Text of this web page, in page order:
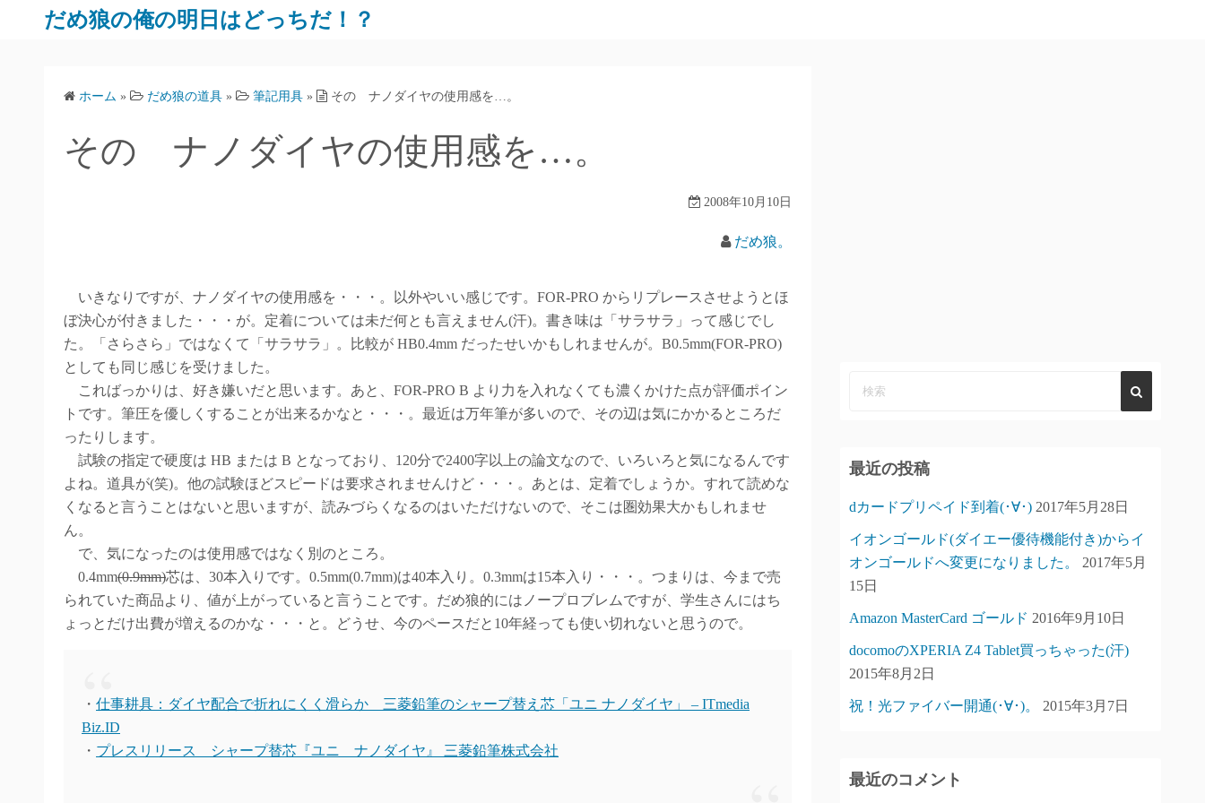
だめ狼の俺の明日はどっちだ！？
ホーム » だめ狼の道具 » 筆記用具 » その ナノダイヤの使用感を…。
その ナノダイヤの使用感を…。
2008年10月10日
だめ狼。
いきなりですが、ナノダイヤの使用感を・・・。以外やいい感じです。FOR-PRO からリプレースさせようとほ
ぼ決心が付きました・・・が。定着については未だ何とも言えません(汗)。書き味は「サラサラ」って感じでし
た。「さらさら」ではなくて「サラサラ」。比較が HB0.4mm だったせいかもしれませんが。B0.5mm(FOR-PRO)
としても同じ感じを受けました。
こればっかりは、好き嫌いだと思います。あと、FOR-PRO B より力を入れなくても濃くかけた点が評価ポイン
トです。筆圧を優しくすることが出来るかなと・・・。最近は万年筆が多いので、その辺は気にかかるところだ
ったりします。
試験の指定で硬度は HB または B となっており、120分で2400字以上の論文なので、いろいろと気になるんです
よね。道具が(笑)。他の試験ほどスピードは要求されませんけど・・・。あとは、定着でしょうか。すれて読めな
くなると言うことはないと思いますが、読みづらくなるのはいただけないので、そこは圏効果大かもしれませ
ん。
で、気になったのは使用感ではなく別のところ。
0.4mm(0.9mm)芯は、30本入りです。0.5mm(0.7mm)は40本入り。0.3mmは15本入り・・・。つまりは、今まで売
られていた商品より、値が上がっていると言うことです。だめ狼的にはノープロブレムですが、学生さんにはち
ょっとだけ出費が増えるのかな・・・と。どうせ、今のペースだと10年経っても使い切れないと思うので。
・ 仕事耕具：ダイヤ配合で折れにくく滑らか 三菱鉛筆のシャープ替え芯「ユニ ナノダイヤ」 – ITmedia
Biz.ID
・ プレスリリース シャープ替芯『ユニ ナノダイヤ』 三菱鉛筆株式会社
最近の投稿
dカードプリペイド到着(･∀･) 2017年5月28日
イオンゴールド(ダイエー優待機能付き)からイ
オンゴールドへ変更になりました。
2017年5月
15日
Amazon MasterCard ゴールド 2016年9月10日
docomoのXPERIA Z4 Tablet買っちゃった(汗)
2015年8月2日
祝！光ファイバー開通(･∀･)。 2015年3月7日
最近のコメント